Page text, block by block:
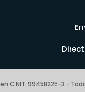
C NIT: 99458225-3 -